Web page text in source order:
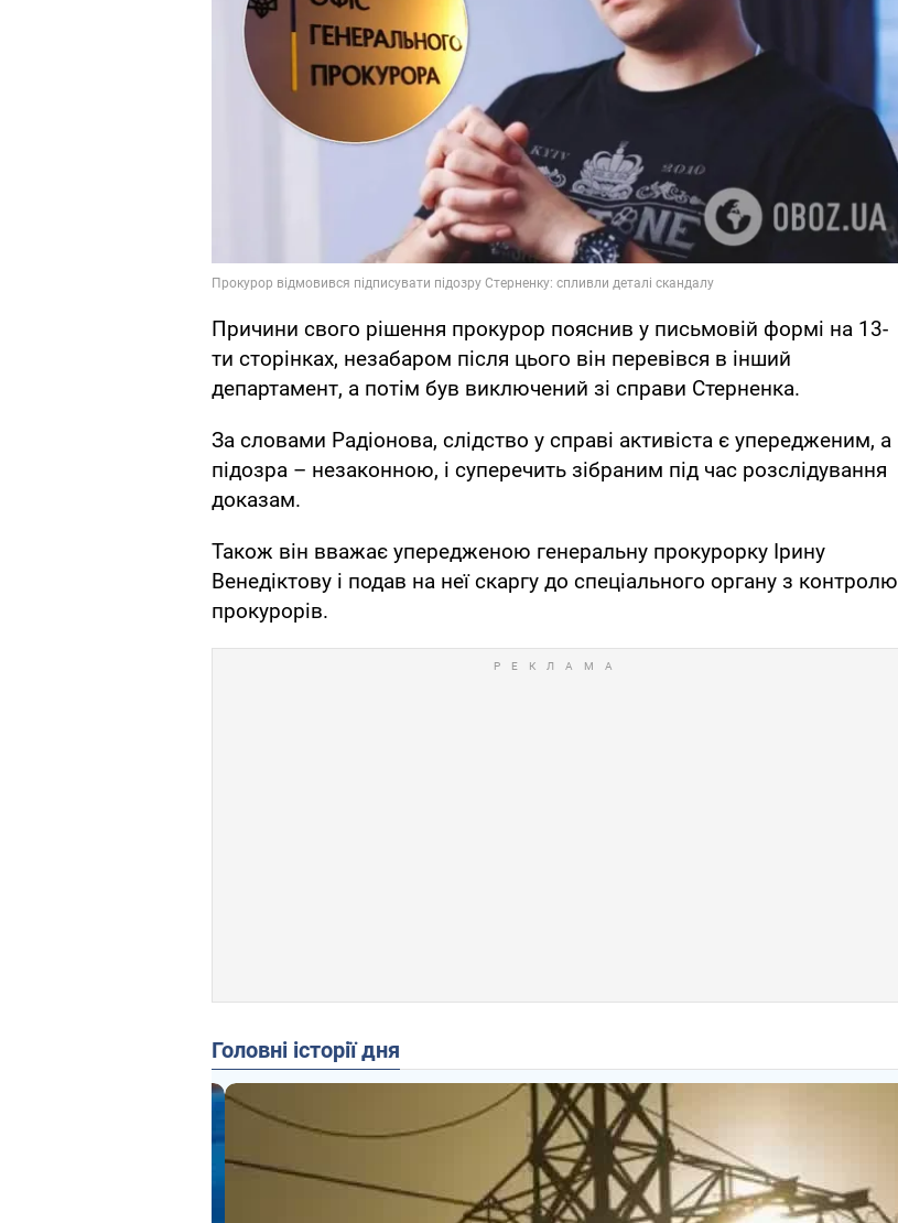
Причини свого рішення прокурор пояснив у письмовій формі на 13-
ти сторінках, незабаром після цього він перевівся в інший
департамент, а потім був виключений зі справи Стерненка.
За словами Радіонова, слідство у справі активіста є упередженим, а
підозра – незаконною, і суперечить зібраним під час розслідування
доказам.
Також він вважає упередженою генеральну прокурорку Ірину
Венедіктову і подав на неї скаргу до спеціального органу з контролю
прокурорів.
Головні історії дня